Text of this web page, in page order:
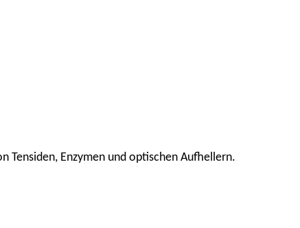
Enzymen und optischen Aufhellern.